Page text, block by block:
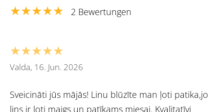
★★★★★ 2 Bewertungen
★★★★★
Valda, 16. Jun. 2026
Sveicināti jūs mājās! Linu blūzīte man ļoti patika,jo
lins ir ļoti maigs un patīkams miesai. Kvalitatīvi